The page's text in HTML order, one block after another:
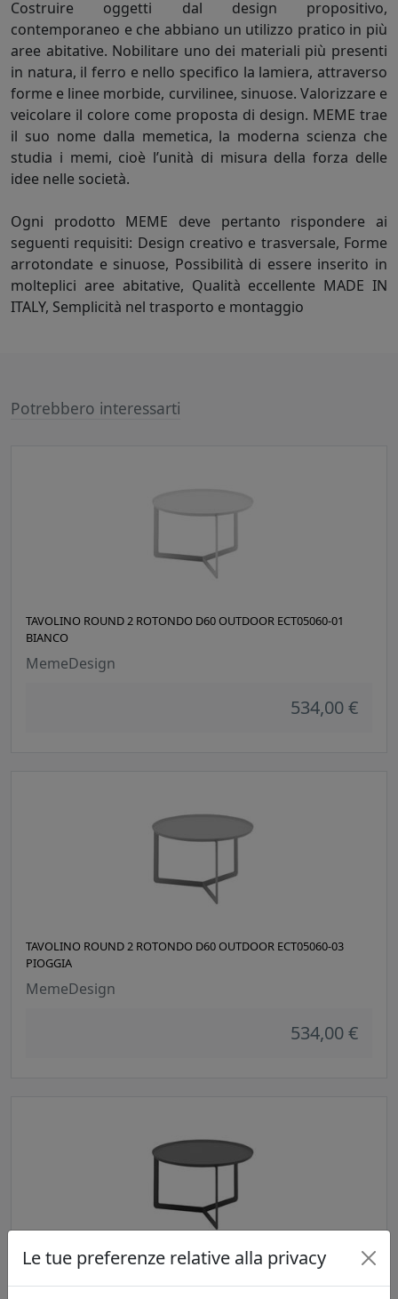
Costruire oggetti dal design propositivo,
contemporaneo e che abbiano un utilizzo pratico in più
aree abitative. Nobilitare uno dei materiali più presenti
in natura, il ferro e nello specifico la lamiera, attraverso
forme e linee morbide, curvilinee, sinuose. Valorizzare e
veicolare il colore come proposta di design. MEME trae
il suo nome dalla memetica, la moderna scienza che
studia i memi, cioè l’unità di misura della forza delle
idee nelle società.
Ogni prodotto MEME deve pertanto rispondere ai
seguenti requisiti: Design creativo e trasversale, Forme
arrotondate e sinuose, Possibilità di essere inserito in
molteplici aree abitative, Qualità eccellente MADE IN
ITALY, Semplicità nel trasporto e montaggio
Potrebbero interessarti
TAVOLINO ROUND 2 ROTONDO D60 OUTDOOR ECT05060-01
BIANCO
MemeDesign
534,00 €
TAVOLINO ROUND 2 ROTONDO D60 OUTDOOR ECT05060-03
PIOGGIA
MemeDesign
534,00 €
TAVOLINO ROUND 2 ROTONDO D60 OUTDOOR ECT05060-04
GRAFITE
Le tue preferenze relative alla privacy